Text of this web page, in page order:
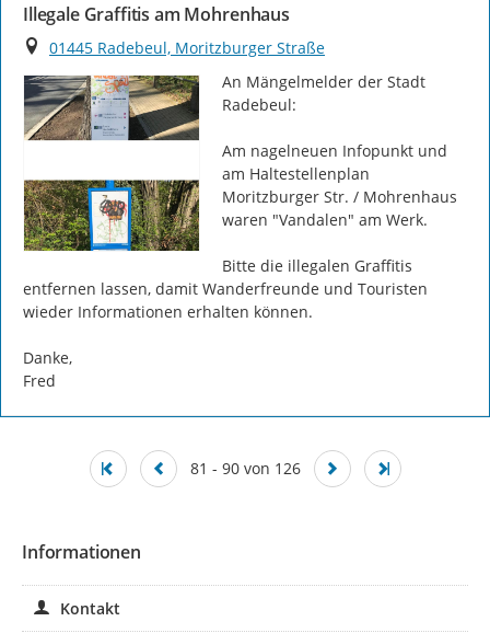
Illegale Graffitis am Mohrenhaus
Ort
01445 Radebeul, Moritzburger Straße
An Mängelmelder der Stadt
Radebeul:
Am nagelneuen Infopunkt und
am Haltestellenplan
Moritzburger Str. / Mohrenhaus
waren "Vandalen" am Werk.
Bitte die illegalen Graffitis
entfernen lassen, damit Wanderfreunde und Touristen
wieder Informationen erhalten können.
Danke,
Fred
81 - 90 von 126
Informationen
Kontakt